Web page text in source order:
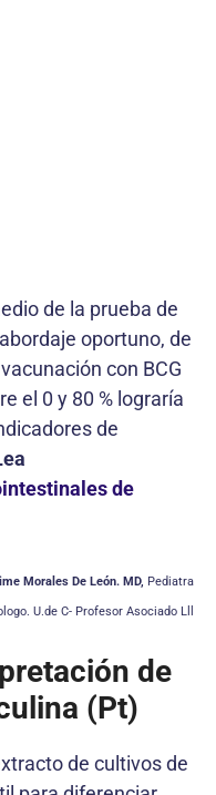
de la prueba de
oportuno, de
con BCG
el 0 y 80 % lograría
de
de
Morales De León. MD, Pediatra
U.de C- Profesor Asociado Lll
de
(Pt)
de cultivos de